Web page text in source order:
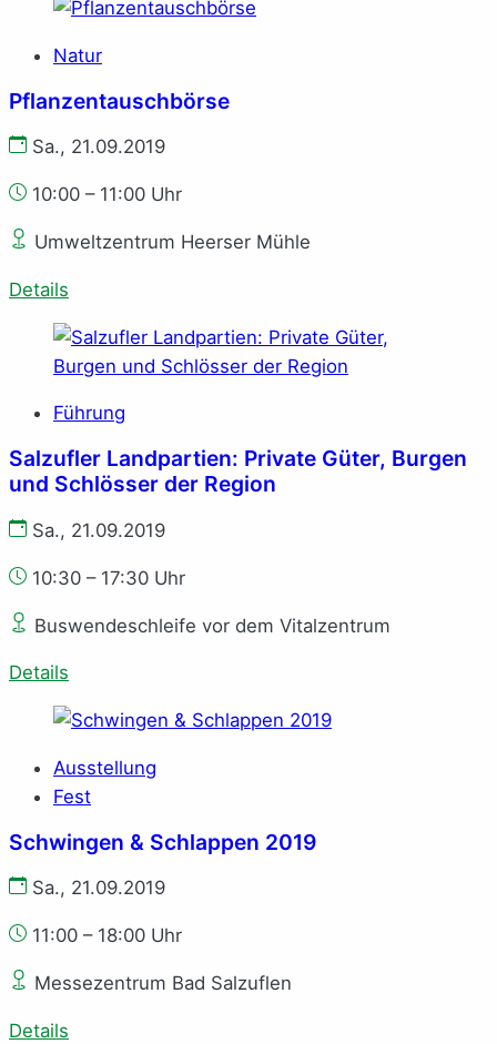
Natur
Pflanzentauschbörse
Sa., 21.09.2019
10:00 – 11:00 Uhr
Umweltzentrum Heerser Mühle
Details
Führung
Salzufler Landpartien: Private Güter, Burgen
und Schlösser der Region
Sa., 21.09.2019
10:30 – 17:30 Uhr
Buswendeschleife vor dem Vitalzentrum
Details
Ausstellung
Fest
Schwingen & Schlappen 2019
Sa., 21.09.2019
11:00 – 18:00 Uhr
Messezentrum Bad Salzuflen
Details